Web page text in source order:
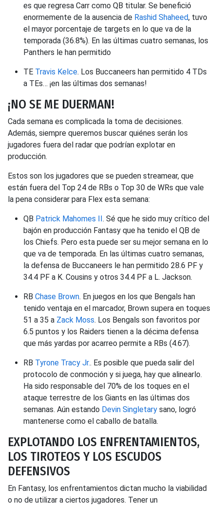
es que regresa Carr como QB titular. Se benefició
enormemente de la ausencia de Rashid Shaheed, tuvo
el mayor porcentaje de targets en lo que va de la
temporada (36.8%). En las últimas cuatro semanas, los
Panthers le han permitido
TE Travis Kelce. Los Buccaneers han permitido 4 TDs
a TEs… ¡en las últimas dos semanas!
¡NO SE ME DUERMAN!
Cada semana es complicada la toma de decisiones.
Además, siempre queremos buscar quiénes serán los
jugadores fuera del radar que podrían explotar en
producción.
Estos son los jugadores que se pueden streamear, que
están fuera del Top 24 de RBs o Top 30 de WRs que vale
la pena considerar para Flex esta semana:
QB Patrick Mahomes II. Sé que he sido muy crítico del
bajón en producción Fantasy que ha tenido el QB de
los Chiefs. Pero esta puede ser su mejor semana en lo
que va de temporada. En las últimas cuatro semanas,
la defensa de Buccaneers le han permitido 28.6 PF y
34.4 PF a K. Cousins y otros 34.4 PF a L. Jackson.
RB Chase Brown. En juegos en los que Bengals han
tenido ventaja en el marcador, Brown supera en toques
51 a 35 a Zack Moss. Los Bengals son favoritos por
6.5 puntos y los Raiders tienen a la décima defensa
que más yardas por acarreo permite a RBs (4.67).
RB Tyrone Tracy Jr.. Es posible que pueda salir del
protocolo de conmoción y si juega, hay que alinearlo.
Ha sido responsable del 70% de los toques en el
ataque terrestre de los Giants en las últimas dos
semanas. Aún estando Devin Singletary sano, logró
mantenerse como el caballo de batalla.
EXPLOTANDO LOS ENFRENTAMIENTOS,
LOS TIROTEOS Y LOS ESCUDOS
DEFENSIVOS
En Fantasy, los enfrentamientos dictan mucho la viabilidad
o no de utilizar a ciertos jugadores. Tener un